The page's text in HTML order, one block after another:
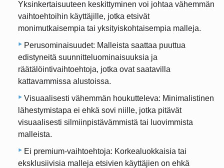
Yksinkertaisuuteen keskittyminen voi johtaa vähemmän
vaihtoehtoihin käyttäjille, jotka etsivät
monimutkaisempia tai yksityiskohtaisempia malleja.
Perusominaisuudet: Malleista saattaa puuttua
edistyneitä suunnitteluominaisuuksia ja
räätälöintivaihtoehtoja, jotka ovat saatavilla
kattavammissa alustoissa.
Visuaalisesti vähemmän houkutteleva: Minimalistinen
lähestymistapa ei ehkä sovi niille, jotka pitävät
visuaalisesti silmiinpistävämmistä tai luovimmista
malleista.
Ei premium-vaihtoehtoja: Korkealuokkaisia ​​tai
eksklusiivisia malleja etsivien käyttäjien on ehkä